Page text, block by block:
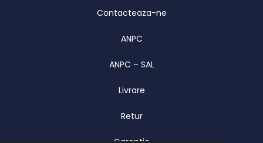
Contacteaza-ne
ANPC
ANPC – SAL
Livrare
Retur